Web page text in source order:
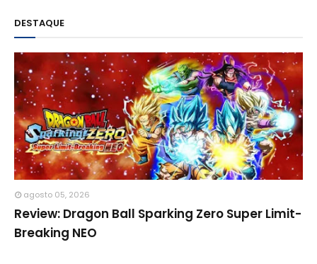
DESTAQUE
agosto 05, 2026
Review: Dragon Ball Sparking Zero Super Limit-
Breaking NEO